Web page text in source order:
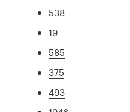
538
19
585
375
493